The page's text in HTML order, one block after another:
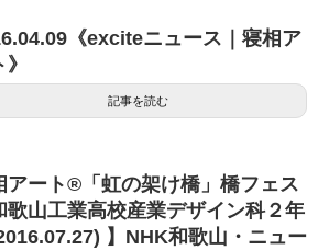
《exciteニュース｜寝相ア
記事を読む
アート®「虹の架け橋」橋フェス
歌山工業高校産業デザイン科２年
】NHK和歌山・ニュー